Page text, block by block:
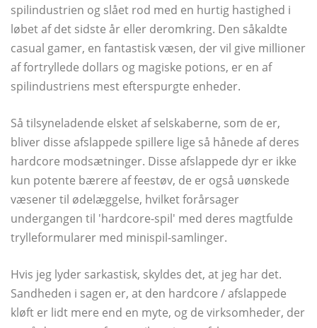
spilindustrien og slået rod med en hurtig hastighed i
løbet af det sidste år eller deromkring. Den såkaldte
casual gamer, en fantastisk væsen, der vil give millioner
af fortryllede dollars og magiske potions, er en af ​​
spilindustriens mest efterspurgte enheder.
Så tilsyneladende elsket af selskaberne, som de er,
bliver disse afslappede spillere lige så hånede af deres
hardcore modsætninger. Disse afslappede dyr er ikke
kun potente bærere af feestøv, de er også uønskede
væsener til ødelæggelse, hvilket forårsager
undergangen til 'hardcore-spil' med deres magtfulde
trylleformularer med minispil-samlinger.
Hvis jeg lyder sarkastisk, skyldes det, at jeg har det.
Sandheden i sagen er, at den hardcore / afslappede
kløft er lidt mere end en myte, og de virksomheder, der